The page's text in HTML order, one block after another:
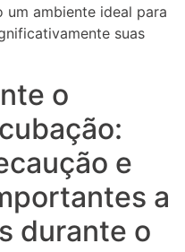
ambiente ideal para
suas
o
e
a
durante o